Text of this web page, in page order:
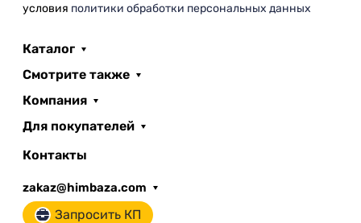
условия политики обработки персональных данных
Каталог
Смотрите также
Компания
Для покупателей
Контакты
zakaz@himbaza.com
Запросить КП